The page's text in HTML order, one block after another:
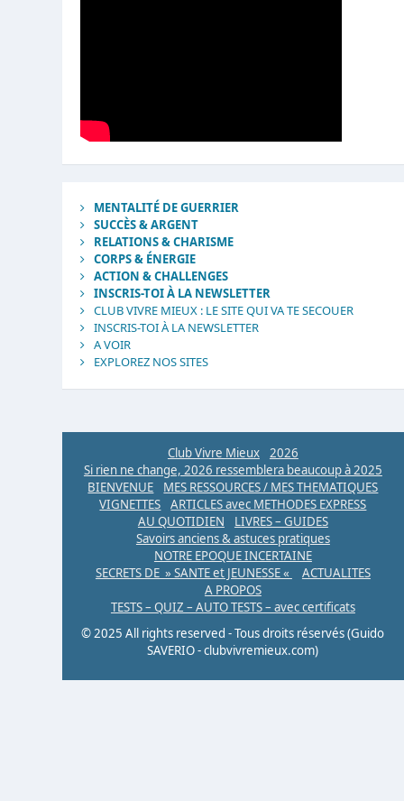
MENTALITÉ DE GUERRIER
SUCCÈS & ARGENT
RELATIONS & CHARISME
CORPS & ÉNERGIE
ACTION & CHALLENGES
INSCRIS-TOI À LA NEWSLETTER
CLUB VIVRE MIEUX : LE SITE QUI VA TE SECOUER
INSCRIS-TOI À LA NEWSLETTER
A VOIR
EXPLOREZ NOS SITES
Club Vivre Mieux
2026
Si rien ne change, 2026 ressemblera beaucoup à 2025
BIENVENUE
MES RESSOURCES / MES THEMATIQUES
VIGNETTES
ARTICLES avec METHODES EXPRESS
AU QUOTIDIEN
LIVRES – GUIDES
Savoirs anciens & astuces pratiques
NOTRE EPOQUE INCERTAINE
SECRETS DE » SANTE et JEUNESSE «
ACTUALITES
A PROPOS
TESTS – QUIZ – AUTO TESTS – avec certificats
© 2025 All rights reserved - Tous droits réservés (Guido
SAVERIO - clubvivremieux.com)